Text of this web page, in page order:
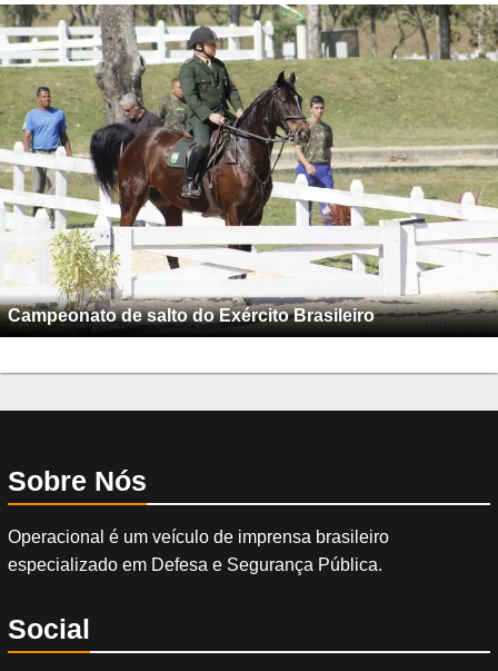
Campeonato de salto do Exército Brasileiro
Sobre Nós
Operacional é um veículo de imprensa brasileiro
especializado em Defesa e Segurança Pública.
Social